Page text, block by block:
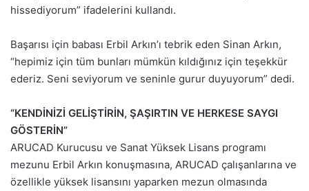
hissediyorum” ifadelerini kullandı.
Başarısı için babası Erbil Arkın’ı tebrik eden Sinan Arkın,
“hepimiz için tüm bunları mümkün kıldığınız için teşekkür
ederiz. Seni seviyorum ve seninle gurur duyuyorum” dedi.
“KENDİNİZİ GELİŞTİRİN, ŞAŞIRTIN VE HERKESE SAYGI
GÖSTERİN”
ARUCAD Kurucusu ve Sanat Yüksek Lisans programı
mezunu Erbil Arkın konuşmasına, ARUCAD çalışanlarına ve
özellikle yüksek lisansını yaparken mezun olmasında